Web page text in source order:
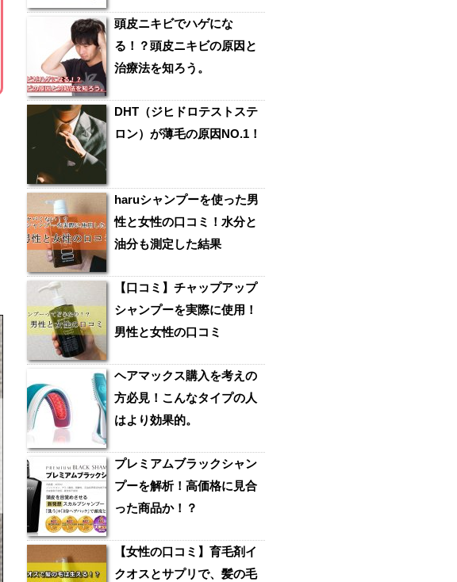
頭皮ニキビでハゲにな
る！？頭皮ニキビの原因と
治療法を知ろう。
DHT（ジヒドロテストステ
ロン）が薄毛の原因NO.1！
haruシャンプーを使った男
性と女性の口コミ！水分と
油分も測定した結果
【口コミ】チャップアップ
シャンプーを実際に使用！
男性と女性の口コミ
ヘアマックス購入を考えの
方必見！こんなタイプの人
はより効果的。
プレミアムブラックシャン
プーを解析！高価格に見合
った商品か！？
【女性の口コミ】育毛剤イ
クオスとサプリで、髪の毛